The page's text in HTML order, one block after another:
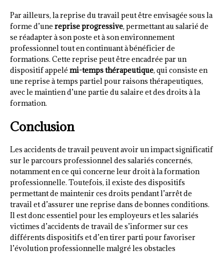
Par ailleurs, la reprise du travail peut être envisagée sous la
forme d’une reprise progressive, permettant au salarié de
se réadapter à son poste et à son environnement
professionnel tout en continuant à bénéficier de
formations. Cette reprise peut être encadrée par un
dispositif appelé mi-temps thérapeutique, qui consiste en
une reprise à temps partiel pour raisons thérapeutiques,
avec le maintien d’une partie du salaire et des droits à la
formation.
Conclusion
Les accidents de travail peuvent avoir un impact significatif
sur le parcours professionnel des salariés concernés,
notamment en ce qui concerne leur droit à la formation
professionnelle. Toutefois, il existe des dispositifs
permettant de maintenir ces droits pendant l’arrêt de
travail et d’assurer une reprise dans de bonnes conditions.
Il est donc essentiel pour les employeurs et les salariés
victimes d’accidents de travail de s’informer sur ces
différents dispositifs et d’en tirer parti pour favoriser
l’évolution professionnelle malgré les obstacles